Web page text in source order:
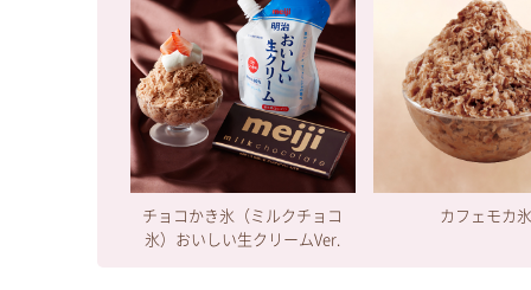
チョコかき氷（ミルクチョコ
氷）おいしい生クリームVer.
カフェモカ氷